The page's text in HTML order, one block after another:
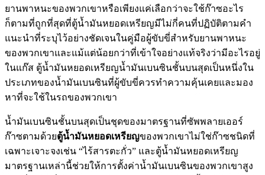
ยานพาหนะของพวกเขาหรือเพียงแค่เลือกว่าจะใช้ก๊าซอะไร
ก็ตามที่ถูกที่สุดที่ตู้น้ำมันหยอดเหรียญมีไม่กี่คนที่ปฏิบัติตามคำ
แนะนำที่ระบุไว้อย่างชัดเจนในคู่มือผู้ขับขี่สำหรับยานพาหนะ
ของพวกเขาและแม้แต่น้อยกว่าที่เข้าใจอย่างแท้จริงว่ามีอะไรอยู่
ในแก๊ส ตู้น้ำมันหยอดเหรียญน้ำมันเบนซินชั้นบนสุดเป็นหนึ่งใน
ประเภทของน้ำมันเบนซินที่ผู้ขับขี่ควรทำความคุ้นเคยและมอง
หาที่จะใช้ในรถของพวกเขา
น้ำมันเบนซินชั้นบนสุดเป็นชุดของมาตรฐานที่ซัพพลายเออร์
ก๊าซตามด้วยตู้น้ำมันหยอดเหรียญของพวกเขาไม่ใช่ก๊าซชนิดที่
เฉพาะเจาะจงเช่น “ไร้สารตะกั่ว” และตู้น้ำมันหยอดเหรียญ
มาตรฐานเหล่านี้ช่วยให้การตั้งค่าน้ำมันเบนซินของพวกเขาสูง